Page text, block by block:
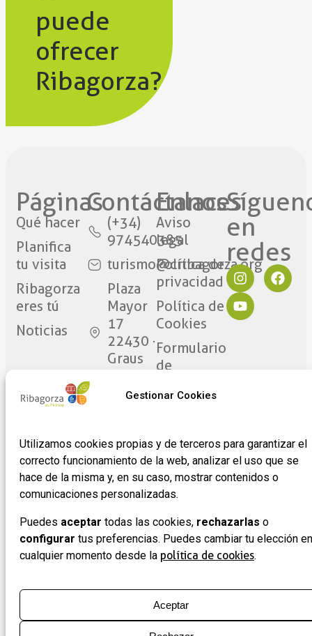
Gestionar Cookies
Utilizamos cookies propias y de terceros para garantizar el
correcto funcionamiento de la web, analizar el uso que se
hace de la misma y, en su caso, mostrar contenidos o
comunicaciones personalizadas.
Puedes aceptar todas las cookies, rechazarlas o
configurar tus preferencias. Puedes cambiar tu elección en
cualquier momento desde la política de cookies.
Aceptar
puede
ofrecer
Ribagorza?
Páginas
Qué hacer
Planifica
tu visita
Ribagorza
eres tú
Noticias
Contáctanos​
(+34)
974540385
turismo@cribagorza.org
Plaza
Mayor
17
22430 ·
Graus
Enlaces
Aviso
legal
Política de
privacidad
Política de
Cookies
Formulario
de
de
en
redes​